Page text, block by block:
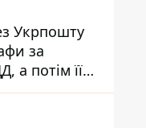
Укрпошту
за
а потім її
- в
що вирішив